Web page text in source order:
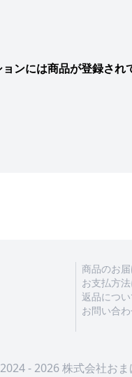
ンには商品が登録され
商品のお
お支払方
返品につい
お問い合
- 2026 株式会社おま